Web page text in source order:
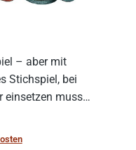
– aber mit
Stichspiel, bei
einsetzen musst.
Gesamtwert
Vorsicht: D...